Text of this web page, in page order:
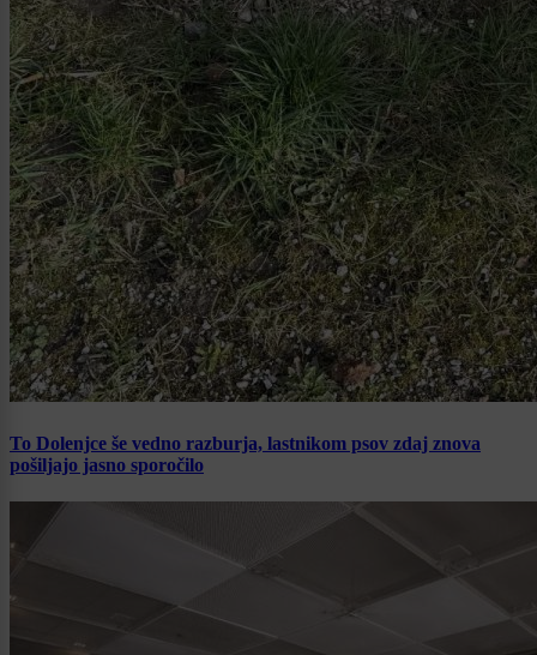
To Dolenjce še vedno razburja, lastnikom psov zdaj znova
pošiljajo jasno sporočilo